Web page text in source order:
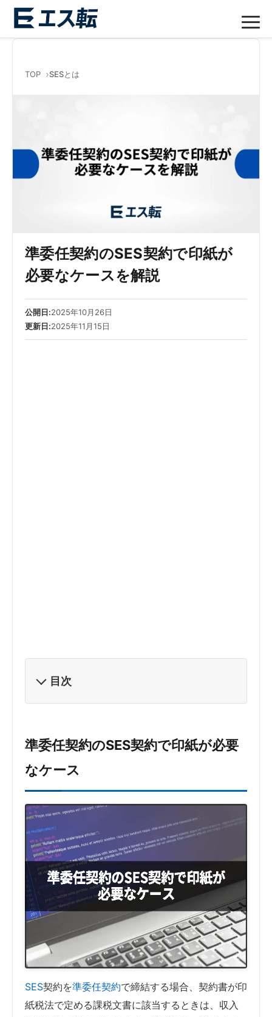
TOP SESとは
準委任契約のSES契約で印紙が
必要なケースを解説
公開日:2025年10月26日
更新日:2025年11月15日
目次
準委任契約のSES契約で印紙が必要
なケース
SES契約を準委任契約で締結する場合、契約書が印
紙税法で定める課税文書に該当するときは、収入